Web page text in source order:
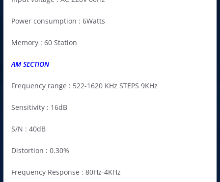
Power consumption : 6Watts
Memory : 60 Station
AM SECTION
Frequency range : 522-1620 KHz STEPS 9KHz
Sensitivity : 16dB
S/N : 40dB
Distortion : 0.30%
Frequency Response : 80Hz-4KHz